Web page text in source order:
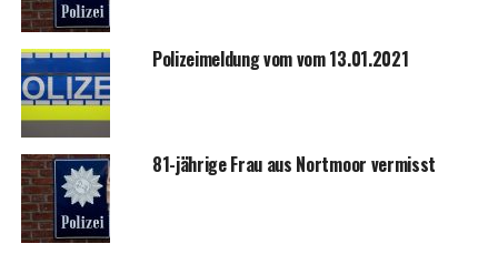
Poli­zei­mel­dung vom vom 13.01.2021
81-jäh­ri­ge Frau aus Nort­moor vermisst